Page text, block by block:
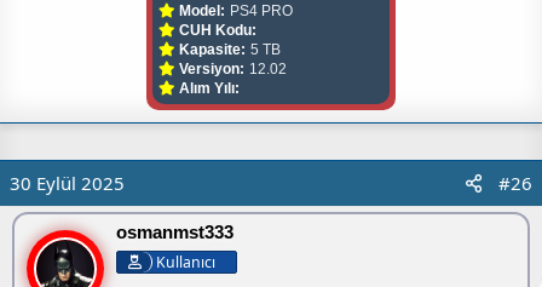
Model: PS4 PRO
CUH Kodu:
Kapasite: 5 TB
Versiyon: 12.02
Alım Yılı:
30 Eylül 2025 #26
osmanmst333
Kullanıcı